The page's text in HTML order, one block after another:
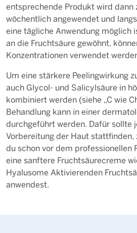
entsprechende Produkt wird dann
wöchentlich angewendet und
eine tägliche Anwendung möglich
an die Fruchtsäure gewöhnt,
Konzentrationen verwendet
Um eine stärkere Peelingwirkung
auch Glycol- und Salicylsäure in
kombiniert werden (siehe „C wie
Behandlung kann in einer
durchgeführt werden. Dafür sollte
Vorbereitung der Haut stattfinden,
du schon vor dem professionellen
eine sanftere Fruchtsäurecreme
Hyalusome Aktivierenden
anwendest.